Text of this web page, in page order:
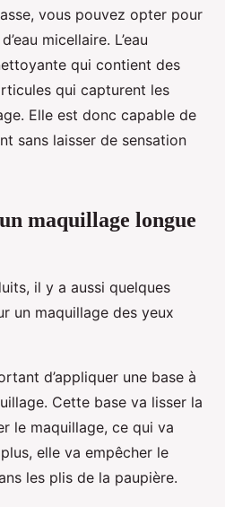
vous pouvez opter pour
micellaire. L’eau
qui contient des
qui capturent les
Elle est donc capable de
sans laisser de sensation
maquillage longue
il y a aussi quelques
un maquillage des yeux
d’appliquer une base à
Cette base va lisser la
le maquillage, ce qui va
elle va empêcher le
les plis de la paupière.